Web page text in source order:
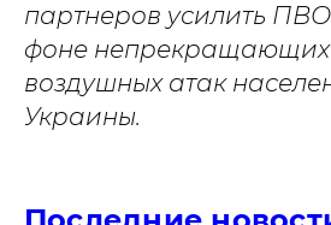
партнеров усилить
фоне
воздушных атак
Украины.